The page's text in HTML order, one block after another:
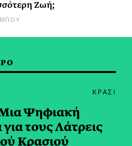
Ζωή;
ΚΡΑΣΙ
Ψηφιακή
τους Λάτρεις
Κρασιού